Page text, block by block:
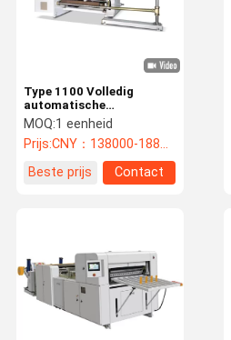
Type 1100 Volledig
automatische
hogesnelheids
snijmachine
MOQ:1 eenheid
Prijs:CNY：138000-188000/unit
Beste prijs
Contact